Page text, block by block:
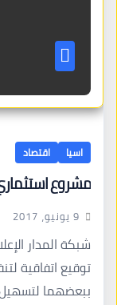
اسيا اقتصاد
مشروع
9 يونيو، 2017
شبكة المدار
توقيع اتفاقية
ببعضهما لتسهيل